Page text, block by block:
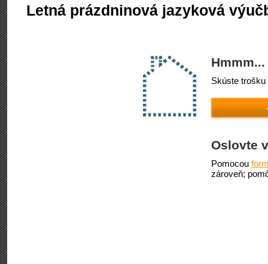
Letná prázdninová jazyková
Skúste
Oslovte
Pomocou
zároveň;